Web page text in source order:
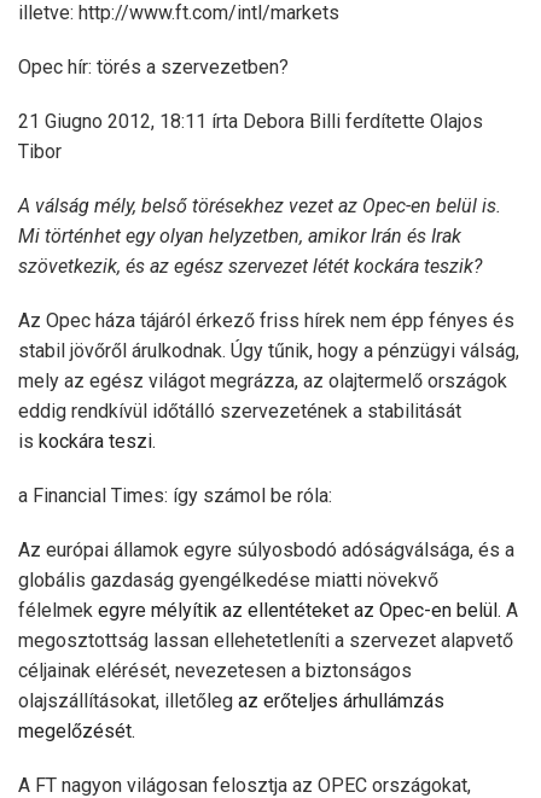
illetve: http://www.ft.com/intl/markets
Opec hír: törés a szervezetben?
21 Giugno 2012, 18:11 írta Debora Billi ferdítette Olajos
Tibor
A válság mély, belső törésekhez vezet az Opec-en belül is.
Mi történhet egy olyan helyzetben, amikor Irán és Irak
szövetkezik, és az egész szervezet létét kockára teszik?
Az Opec háza tájáról érkező friss hírek nem épp fényes és
stabil jövőről árulkodnak. Úgy tűnik, hogy a pénzügyi válság,
mely az egész világot megrázza, az olajtermelő országok
eddig rendkívül időtálló szervezetének a stabilitását
is kockára teszi.
a Financial Times: így számol be róla:
Az európai államok egyre súlyosbodó adóságválsága, és a
globális gazdaság gyengélkedése miatti növekvő
félelmek egyre mélyítik az ellentéteket az Opec-en belül. A
megosztottság lassan ellehetetleníti a szervezet alapvető
céljainak elérését, nevezetesen a biztonságos
olajszállításokat, illetőleg az erőteljes árhullámzás
megelőzését.
A FT nagyon világosan felosztja az OPEC országokat,